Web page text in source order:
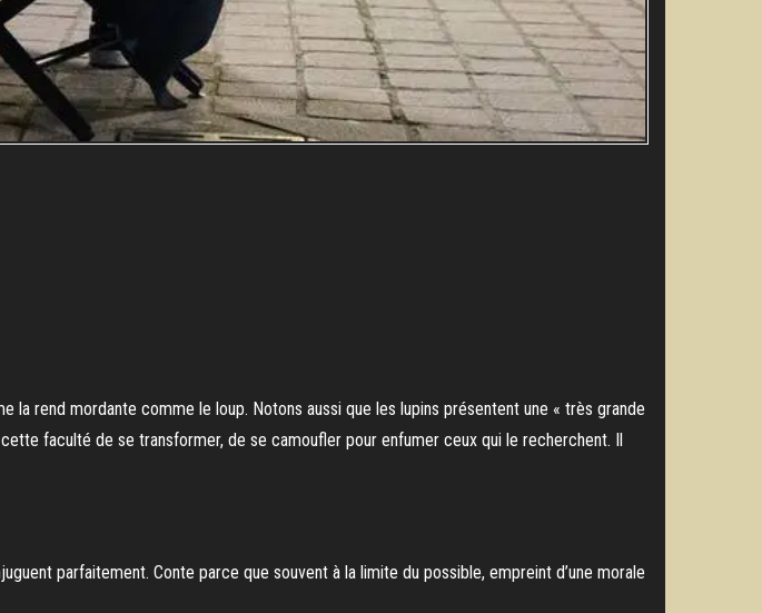
rend mordante comme le loup. Notons aussi que les lupins présentent une « très grande
faculté de se transformer, de se camoufler pour enfumer ceux qui le recherchent. Il
parfaitement. Conte parce que souvent à la limite du possible, empreint d’une morale